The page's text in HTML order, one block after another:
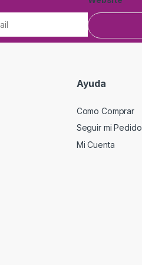
Ayuda
Como Comprar
Seguir mi Pedido
Mi Cuenta